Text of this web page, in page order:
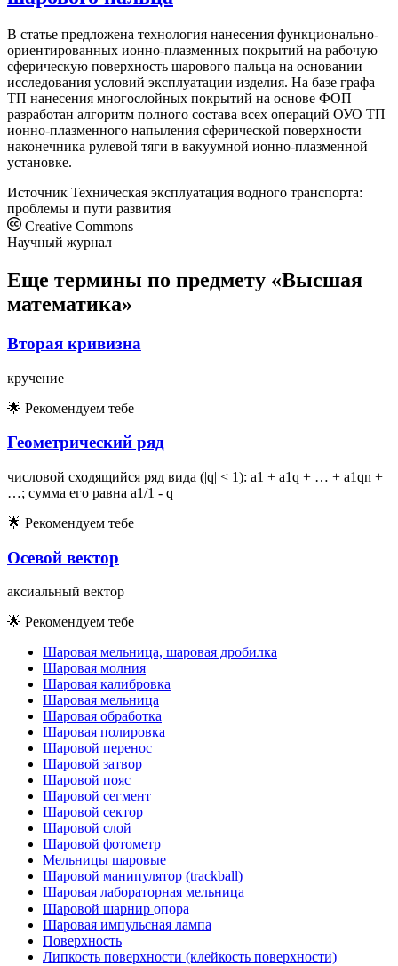
В статье предложена технология нанесения функционально-
ориентированных ионно-плазменных покрытий на рабочую
сферическую поверхность шарового пальца на основании
исследования условий эксплуатации изделия. На базе графа
ТП нанесения многослойных покрытий на основе ФОП
разработан алгоритм полного состава всех операций ОУО ТП
ионно-плазменного напыления сферической поверхности
наконечника рулевой тяги в вакуумной ионно-плазменной
установке.
Источник Техническая эксплуатация водного транспорта:
проблемы и пути развития
Creative Commons
Научный журнал
Еще термины по предмету «Высшая
математика»
Вторая кривизна
кручение
🌟 Рекомендуем тебе
Геометрический ряд
числовой сходящийся ряд вида (|q| < 1): a1 + a1q + … + a1qn +
…; сумма его равна a1/1 - q
🌟 Рекомендуем тебе
Осевой вектор
аксиальный вектор
🌟 Рекомендуем тебе
Шаровая мельница, шаровая дробилка
Шаровая молния
Шаровая калибровка
Шаровая мельница
Шаровая обработка
Шаровая полировка
Шаровой перенос
Шаровой затвор
Шаровой пояс
Шаровой сегмент
Шаровой сектор
Шаровой слой
Шаровой фотометр
Мельницы шаровые
Шаровой манипулятор (trackball)
Шаровая лабораторная мельница
Шаровой шарнир опора
опора
Шаровая импульсная лампа
Поверхность
Липкость поверхности (клейкость поверхности)